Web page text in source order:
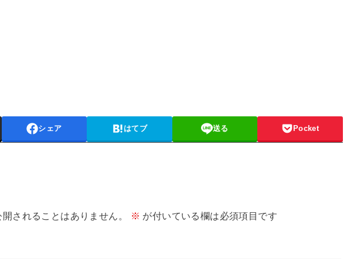
シェア はてブ 送る Pocket
されることはありません。 ※ が付いている欄は必須項目です